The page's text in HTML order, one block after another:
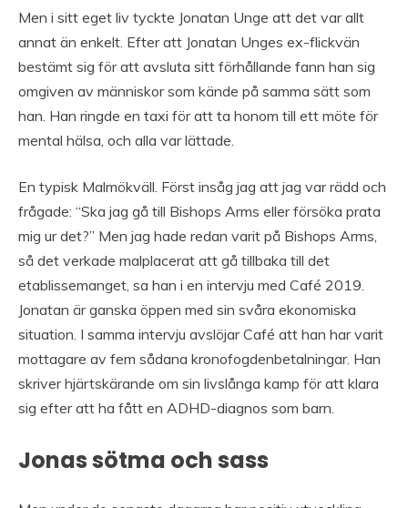
Men i sitt eget liv tyckte Jonatan Unge att det var allt
annat än enkelt. Efter att Jonatan Unges ex-flickvän
bestämt sig för att avsluta sitt förhållande fann han sig
omgiven av människor som kände på samma sätt som
han. Han ringde en taxi för att ta honom till ett möte för
mental hälsa, och alla var lättade.
En typisk Malmökväll. Först insåg jag att jag var rädd och
frågade: “Ska jag gå till Bishops Arms eller försöka prata
mig ur det?” Men jag hade redan varit på Bishops Arms,
så det verkade malplacerat att gå tillbaka till det
etablissemanget, sa han i en intervju med Café 2019.
Jonatan är ganska öppen med sin svåra ekonomiska
situation. I samma intervju avslöjar Café att han har varit
mottagare av fem sådana kronofogdenbetalningar. Han
skriver hjärtskärande om sin livslånga kamp för att klara
sig efter att ha fått en ADHD-diagnos som barn.
Jonas sötma och sass